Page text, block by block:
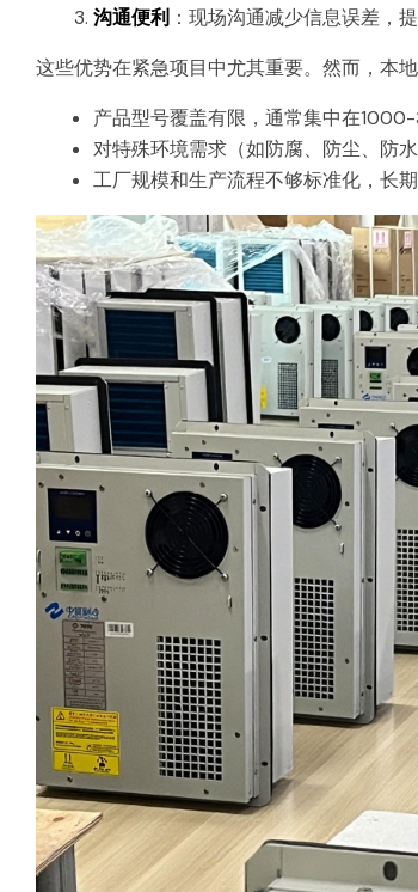
沟通便利 ：现场沟通减少信息误差，提
这些优势在紧急项目中尤其重要。然而，本
产品型号覆盖有限，通常集中在
对特殊环境需求（如防腐、防尘、防
工厂规模和生产流程不够标准化，长期